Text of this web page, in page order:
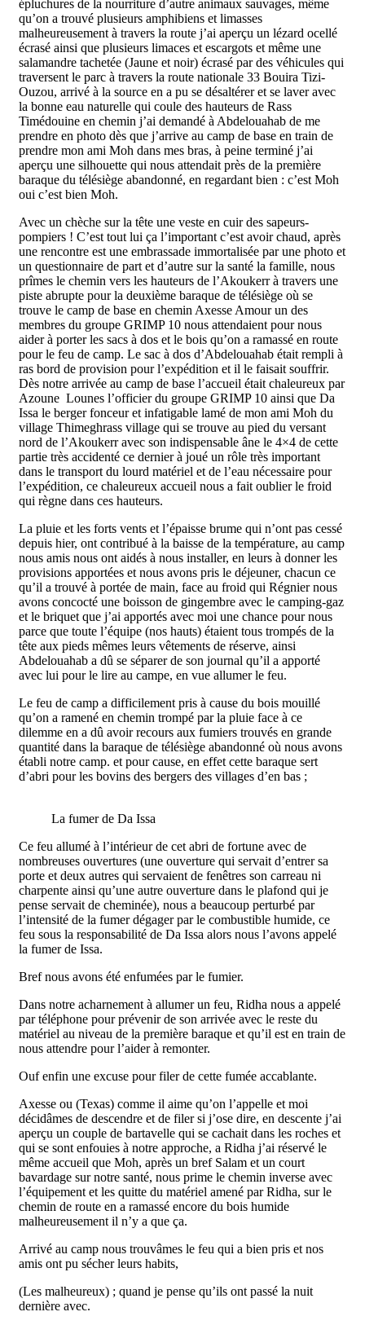
épluchures de la nourriture d’autre animaux sauvages, même
qu’on a trouvé plusieurs amphibiens et limasses
malheureusement à travers la route j’ai aperçu un lézard ocellé
écrasé ainsi que plusieurs limaces et escargots et même une
salamandre tachetée (Jaune et noir) écrasé par des véhicules qui
traversent le parc à travers la route nationale 33 Bouira Tizi-
Ouzou, arrivé à la source en a pu se désaltérer et se laver avec
la bonne eau naturelle qui coule des hauteurs de Rass
Timédouine en chemin j’ai demandé à Abdelouahab de me
prendre en photo dès que j’arrive au camp de base en train de
prendre mon ami Moh dans mes bras, à peine terminé j’ai
aperçu une silhouette qui nous attendait près de la première
baraque du télésiège abandonné, en regardant bien : c’est Moh
oui c’est bien Moh.
Avec un chèche sur la tête une veste en cuir des sapeurs-
pompiers ! C’est tout lui ça l’important c’est avoir chaud, après
une rencontre est une embrassade immortalisée par une photo et
un questionnaire de part et d’autre sur la santé la famille, nous
prîmes le chemin vers les hauteurs de l’Akoukerr à travers une
piste abrupte pour la deuxième baraque de télésiège où se
trouve le camp de base en chemin Axesse Amour un des
membres du groupe GRIMP 10 nous attendaient pour nous
aider à porter les sacs à dos et le bois qu’on a ramassé en route
pour le feu de camp. Le sac à dos d’Abdelouahab était rempli à
ras bord de provision pour l’expédition et il le faisait souffrir.
Dès notre arrivée au camp de base l’accueil était chaleureux par
Azoune Lounes l’officier du groupe GRIMP 10 ainsi que Da
Issa le berger fonceur et infatigable lamé de mon ami Moh du
village Thimeghrass village qui se trouve au pied du versant
nord de l’Akoukerr avec son indispensable âne le 4×4 de cette
partie très accidenté ce dernier à joué un rôle très important
dans le transport du lourd matériel et de l’eau nécessaire pour
l’expédition, ce chaleureux accueil nous a fait oublier le froid
qui règne dans ces hauteurs.
La pluie et les forts vents et l’épaisse brume qui n’ont pas cessé
depuis hier, ont contribué à la baisse de la température, au camp
nous amis nous ont aidés à nous installer, en leurs à donner les
provisions apportées et nous avons pris le déjeuner, chacun ce
qu’il a trouvé à portée de main, face au froid qui Régnier nous
avons concocté une boisson de gingembre avec le camping-gaz
et le briquet que j’ai apportés avec moi une chance pour nous
parce que toute l’équipe (nos hauts) étaient tous trompés de la
tête aux pieds mêmes leurs vêtements de réserve, ainsi
Abdelouahab a dû se séparer de son journal qu’il a apporté
avec lui pour le lire au campe, en vue allumer le feu.
Le feu de camp a difficilement pris à cause du bois mouillé
qu’on a ramené en chemin trompé par la pluie face à ce
dilemme en a dû avoir recours aux fumiers trouvés en grande
quantité dans la baraque de télésiège abandonné où nous avons
établi notre camp. et pour cause, en effet cette baraque sert
d’abri pour les bovins des bergers des villages d’en bas ;
La fumer de Da Issa
Ce feu allumé à l’intérieur de cet abri de fortune avec de
nombreuses ouvertures (une ouverture qui servait d’entrer sa
porte et deux autres qui servaient de fenêtres son carreau ni
charpente ainsi qu’une autre ouverture dans le plafond qui je
pense servait de cheminée), nous a beaucoup perturbé par
l’intensité de la fumer dégager par le combustible humide, ce
feu sous la responsabilité de Da Issa alors nous l’avons appelé
la fumer de Issa.
Bref nous avons été enfumées par le fumier.
Dans notre acharnement à allumer un feu, Ridha nous a appelé
par téléphone pour prévenir de son arrivée avec le reste du
matériel au niveau de la première baraque et qu’il est en train de
nous attendre pour l’aider à remonter.
Ouf enfin une excuse pour filer de cette fumée accablante.
Axesse ou (Texas) comme il aime qu’on l’appelle et moi
décidâmes de descendre et de filer si j’ose dire, en descente j’ai
aperçu un couple de bartavelle qui se cachait dans les roches et
qui se sont enfouies à notre approche, a Ridha j’ai réservé le
même accueil que Moh, après un bref Salam et un court
bavardage sur notre santé, nous prime le chemin inverse avec
l’équipement et les quitte du matériel amené par Ridha, sur le
chemin de route en a ramassé encore du bois humide
malheureusement il n’y a que ça.
Arrivé au camp nous trouvâmes le feu qui a bien pris et nos
amis ont pu sécher leurs habits,
(Les malheureux) ; quand je pense qu’ils ont passé la nuit
dernière avec.